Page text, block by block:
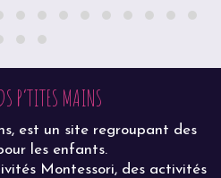
P’TITES MAINS
est un site regroupant des
les enfants.
Montessori, des activités